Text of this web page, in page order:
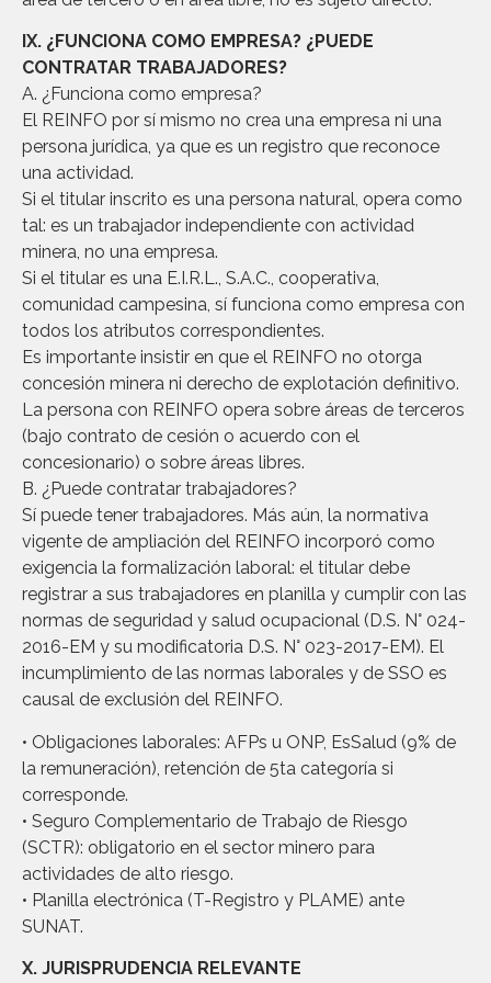
IX. ¿FUNCIONA COMO EMPRESA? ¿PUEDE
CONTRATAR TRABAJADORES?
A. ¿Funciona como empresa?
El REINFO por sí mismo no crea una empresa ni una
persona jurídica, ya que es un registro que reconoce
una actividad.
Si el titular inscrito es una persona natural, opera como
tal: es un trabajador independiente con actividad
minera, no una empresa.
Si el titular es una E.I.R.L., S.A.C., cooperativa,
comunidad campesina, sí funciona como empresa con
todos los atributos correspondientes.
Es importante insistir en que el REINFO no otorga
concesión minera ni derecho de explotación definitivo.
La persona con REINFO opera sobre áreas de terceros
(bajo contrato de cesión o acuerdo con el
concesionario) o sobre áreas libres.
B. ¿Puede contratar trabajadores?
Sí puede tener trabajadores. Más aún, la normativa
vigente de ampliación del REINFO incorporó como
exigencia la formalización laboral: el titular debe
registrar a sus trabajadores en planilla y cumplir con las
normas de seguridad y salud ocupacional (D.S. N° 024-
2016-EM y su modificatoria D.S. N° 023-2017-EM). El
incumplimiento de las normas laborales y de SSO es
causal de exclusión del REINFO.
• Obligaciones laborales: AFPs u ONP, EsSalud (9% de
la remuneración), retención de 5ta categoría si
corresponde.
• Seguro Complementario de Trabajo de Riesgo
(SCTR): obligatorio en el sector minero para
actividades de alto riesgo.
• Planilla electrónica (T-Registro y PLAME) ante
SUNAT.
X. JURISPRUDENCIA RELEVANTE